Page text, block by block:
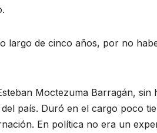
largo de cinco años, por no
Moctezuma Barragán, sin
país. Duró en el cargo poco
En política no era un